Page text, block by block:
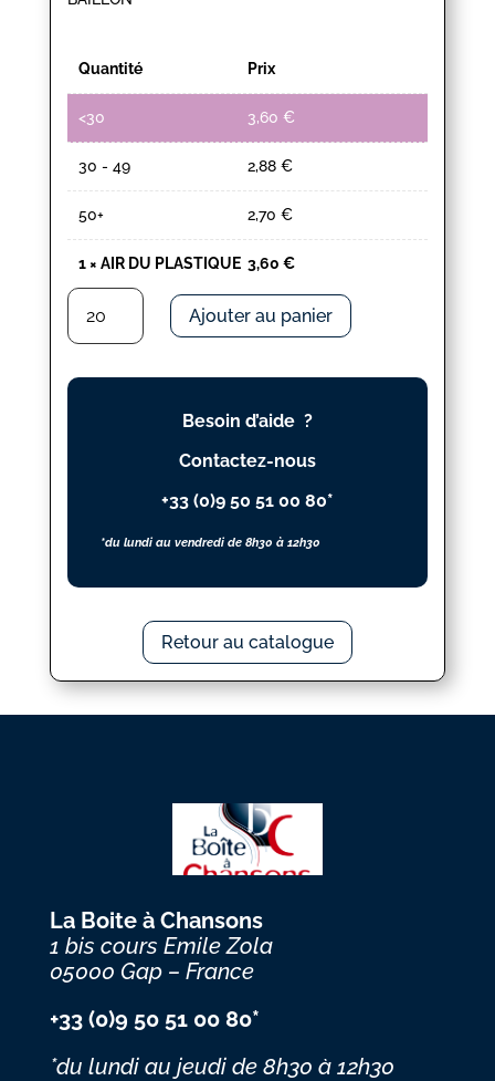
Quantité Prix
<30 3,60 €
30 - 49 2,88 €
50+ 2,70 €
1× AIR DU PLASTIQUE 3,60 €
quantité
AIR
DU
Ajouter au panier
Besoin d’aide ?
Contactez-nous
+33 (0)9 50 51 00 80*
*du lundi au vendredi de 8h30 à 12h30
Retour au catalogue
La Boite à Chansons
1 bis cours Emile Zola
05000 Gap – France
+33 (0)9 50 51 00 80*
*du lundi au jeudi de 8h30 à 12h30